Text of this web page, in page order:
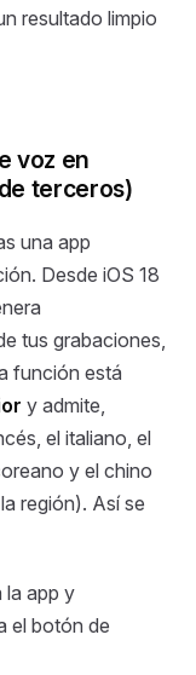
resultado limpio
voz en
terceros)
una app
Desde iOS 18
tus grabaciones,
función está
y admite,
el italiano, el
y el chino
región). Así se
la app y
el botón de